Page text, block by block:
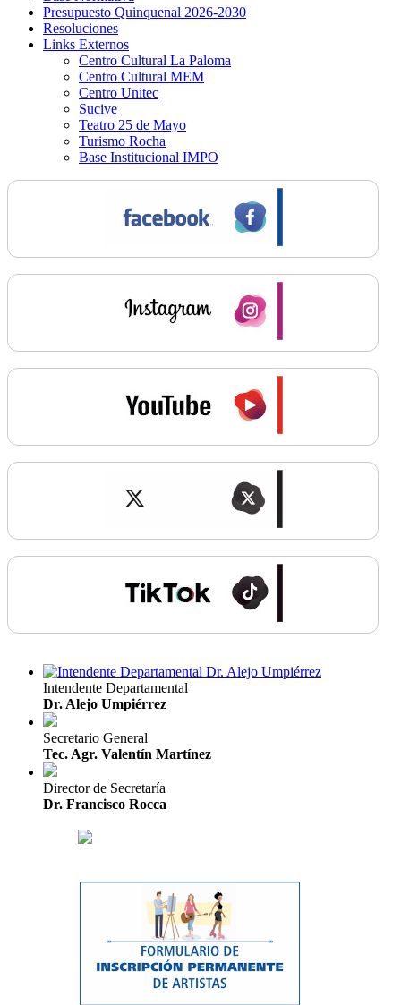
Presupuesto Quinquenal 2026-2030
Resoluciones
Links Externos
Centro Cultural La Paloma
Centro Cultural MEM
Centro Unitec
Sucive
Teatro 25 de Mayo
Turismo Rocha
Base Institucional IMPO
Intendente Departamental
Dr. Alejo Umpiérrez
Secretario General
Tec. Agr. Valentín Martínez
Director de Secretaría
Dr. Francisco Rocca